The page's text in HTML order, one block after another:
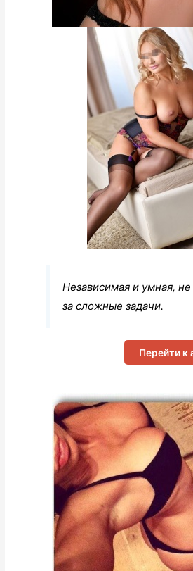
Независимая и умная, не
за сложные задачи.
Перейти к